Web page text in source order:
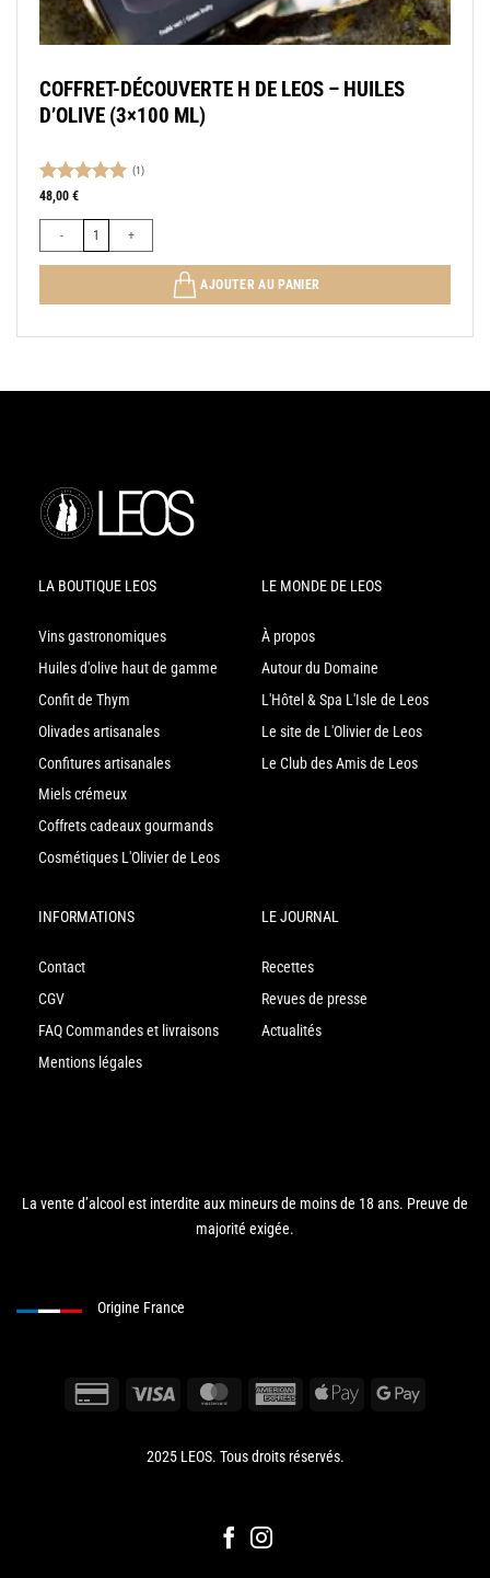
COFFRET-DÉCOUVERTE H DE LEOS – HUILES
D’OLIVE (3×100 ML)
Note
(1)
48,00 €
quantité de COFFRET-DÉCOUVERTE H DE LEOS – HUILES D’OLIVE
AJOUTER AU PANIER
LA BOUTIQUE LEOS
Vins gastronomiques
Huiles d'olive haut de gamme
Confit de Thym
Olivades artisanales
Confitures artisanales
Miels crémeux
Coffrets cadeaux gourmands
Cosmétiques L'Olivier de Leos
LE MONDE DE LEOS
À propos
Autour du Domaine
L'Hôtel & Spa L'Isle de Leos
Le site de L'Olivier de Leos
Le Club des Amis de Leos
INFORMATIONS
Contact
CGV
FAQ Commandes et livraisons
Mentions légales
LE JOURNAL
Recettes
Revues de presse
Actualités
La vente d’alcool est interdite aux mineurs de moins de 18 ans. Preuve de
majorité exigée.
2025 LEOS. Tous droits réservés.
Origine France